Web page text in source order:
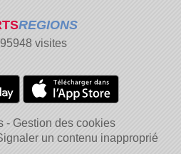
REGIONS
visites
Gestion des cookies
un contenu inapproprié